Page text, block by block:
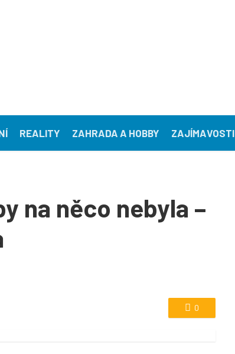
REALITY ZAHRADA A HOBBY ZAJÍMAVOSTI
na něco nebyla –
0